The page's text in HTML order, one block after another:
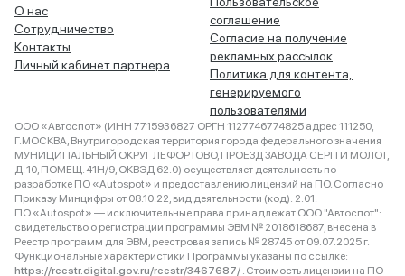
О нас
Сотрудничество
Контакты
Личный кабинет партнера
соглашение
Согласие на получение
рекламных рассылок
Политика для контента,
генерируемого
пользователями
ООО «Автоспот» (ИНН 7715936827 ОРГН 1127746774825 адрес 111250,
Г.МОСКВА, Внутригородская территория города федерального значения
МУНИЦИПАЛЬНЫЙ ОКРУГ ЛЕФОРТОВО, ПРОЕЗД ЗАВОДА СЕРП И МОЛОТ,
Д. 10, ПОМЕЩ. 41Н/9, ОКВЭД 62.0) осуществляет деятельность по
разработке ПО «Autospot» и предоставлению лицензий на ПО. Согласно
Приказу Минцифры от 08.10.22, вид деятельности (код): 2.01.
ПО «Autospot» — исключительные права принадлежат ООО "Автоспот":
свидетельство о регистрации программы ЭВМ № 2018618687, внесена в
Реестр программ для ЭВМ, реестровая запись № 28745 от 09.07.2025 г.
Функциональные характеристики Программы указаны по ссылке:
https://reestr.digital.gov.ru/reestr/3467687/ . Стоимость лицензии на ПО